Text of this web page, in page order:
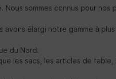
sommes connus pour
avons élargi notre gamme à
du Nord.
les sacs, les articles de